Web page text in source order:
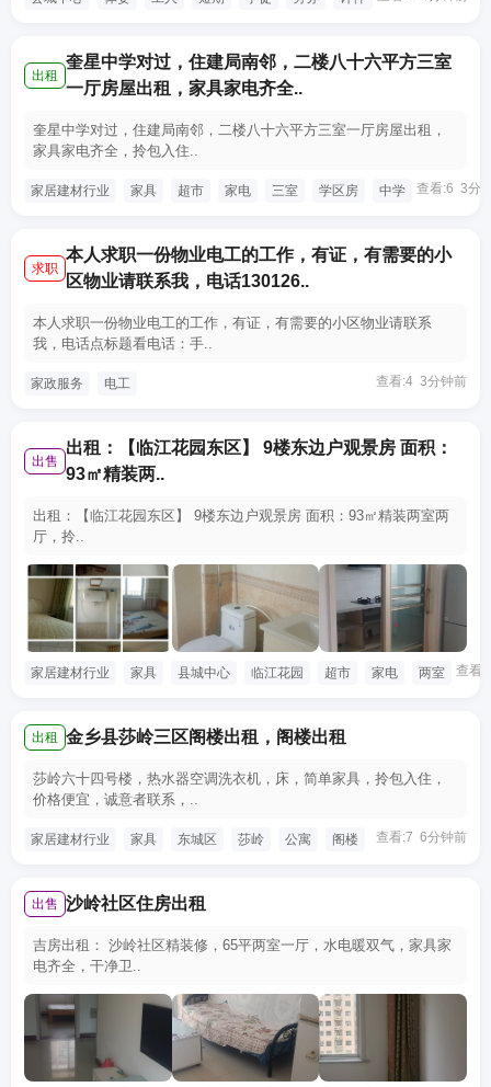
出租
奎星中学对过，住建局南邻，二楼八十六平方三室
一厅房屋出租，家具家电齐全..
奎星中学对过，住建局南邻，二楼八十六平方三室一厅房屋出租，
家具家电齐全，拎包入住..
家居建材行业 家具 超市 家电 三室 学区房 中学 查看:6 3分
求职
本人求职一份物业电工的工作，有证，有需要的小
区物业请联系我，电话130126..
本人求职一份物业电工的工作，有证，有需要的小区物业请联系
我，电话点标题看电话：手..
家政服务 电工 查看:4 3分钟前
出售
出租：【临江花园东区】 9楼东边户观景房 面积：
93㎡精装两..
出租：【临江花园东区】 9楼东边户观景房 面积：93㎡精装两室两
厅，拎..
家居建材行业 家具 县城中心 临江花园 超市 家电 两室 查看
出租 金乡县莎岭三区阁楼出租，阁楼出租
莎岭六十四号楼，热水器空调洗衣机，床，简单家具，拎包入住，
价格便宜，诚意者联系，..
家居建材行业 家具 东城区 莎岭 公寓 阁楼 查看:7 6分钟前
出售 沙岭社区住房出租
吉房出租： 沙岭社区精装修，65平两室一厅，水电暖双气，家具家
电齐全，干净卫..